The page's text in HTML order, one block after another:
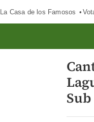
La Casa de los Famosos